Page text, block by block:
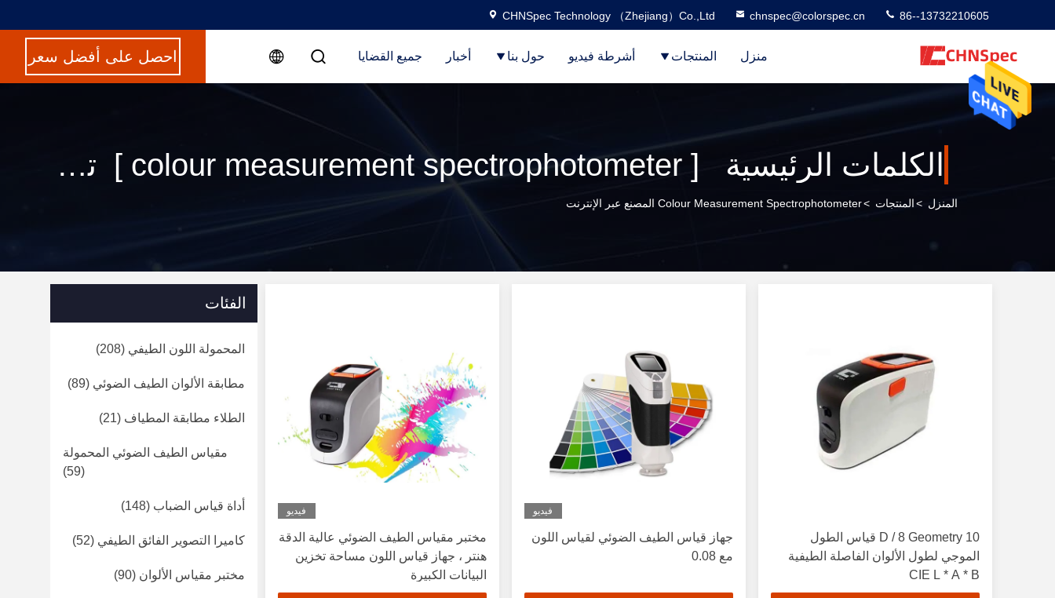
CHNSpec Technology （Zhejiang）Co.,Ltd chnspec@colorspec.cn 86--13732210605
منزل المنتجات أشرطة فيديو حول بنا أخبار جميع القضايا احصل على أفضل سعر
الكلمات الرئيسية [ colour measurement spectrophotometer ] تطابق 120 المنتجات
المنزل >المنتجات >Colour Measurement Spectrophotometer المصنع عبر الإنترنت
D / 8 Geometry 10 قياس الطول
الموجي لطول الألوان الفاصلة الطيفية
CIE L * A * B
فيديو
جهاز قياس الطيف الضوئي لقياس اللون
مع 0.08
فيديو
مختبر مقياس الطيف الضوئي عالية الدقة
هنتر ، جهاز قياس اللون مساحة تخزين
البيانات الكبيرة
الفئات
المحمولة اللون الطيفي (208)
مطابقة الألوان الطيف الضوئي (89)
الطلاء مطابقة المطياف (21)
مقياس الطيف الضوئي المحمولة
(59)
أداة قياس الضباب (148)
كاميرا التصوير الفائق الطيفي (52)
مختبر مقياس الألوان (90)